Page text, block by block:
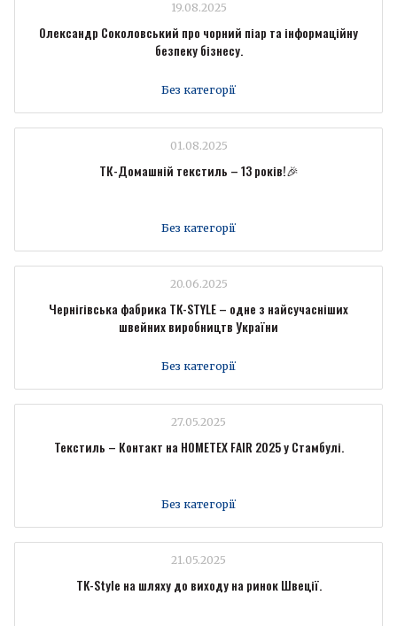
19.08.2025
Олександр Соколовський про чорний піар та інформаційну
безпеку бізнесу.
Без категорії
01.08.2025
ТК-Домашній текстиль – 13 років!🎉
Без категорії
20.06.2025
Чернігівська фабрика TK-STYLE – одне з найсучасніших
швейних виробництв України
Без категорії
27.05.2025
Текстиль – Контакт на HOMETEX FAIR 2025 у Стамбулі.
Без категорії
21.05.2025
TK-Style на шляху до виходу на ринок Швеції.